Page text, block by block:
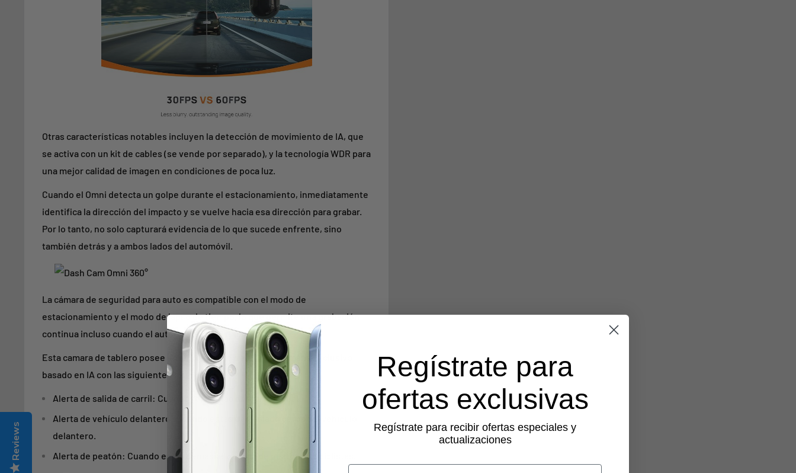
Otras características notables incluyen la detección de movimiento de IA, que
se activa con un kit de cables (se vende por separado), y la tecnología WDR para
una mejor calidad de imagen en condiciones de poca luz.
Cuando el Omni detecta un golpe durante el estacionamiento, inmediatamente
identifica la dirección del impacto y se vuelve hacia esa dirección para grabar.
Por lo tanto, no solo capturará evidencia de lo que sucede enfrente, sino
también detrás y a ambos lados del automóvil.
La cámara de seguridad para auto es compatible con el modo de
estacionamiento y el modo de lapso de tiempo, lo que permite una grabación
continua incluso cuando el automóvil está estacionado.
Esta camara de tablero posee un a
lgoritmo de detección humana exclusivo
basado en IA con las siguientes funciones;
Alerta de salida de carril: Cuando te desvías del carril actual.
Alerta de vehículo delantero: Cuando estás demasiado cerca del vehículo
delantero.
Alerta de peatón: Cuando estás demasiado cerca de peatones o ciclistas.
Reviews
Regístrate para
ofertas exclusivas
Regístrate para recibir ofertas especiales y
actualizaciones
Email